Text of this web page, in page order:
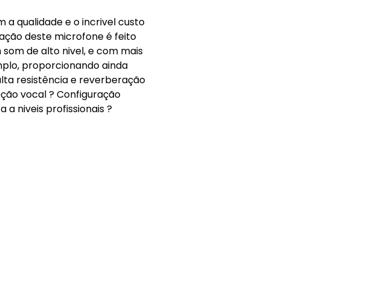
a qualidade e o incrivel custo
deste microfone é feito
de alto nivel, e com mais
proporcionando ainda
resistência e reverberação
vocal ? Configuração
a niveis profissionais ?